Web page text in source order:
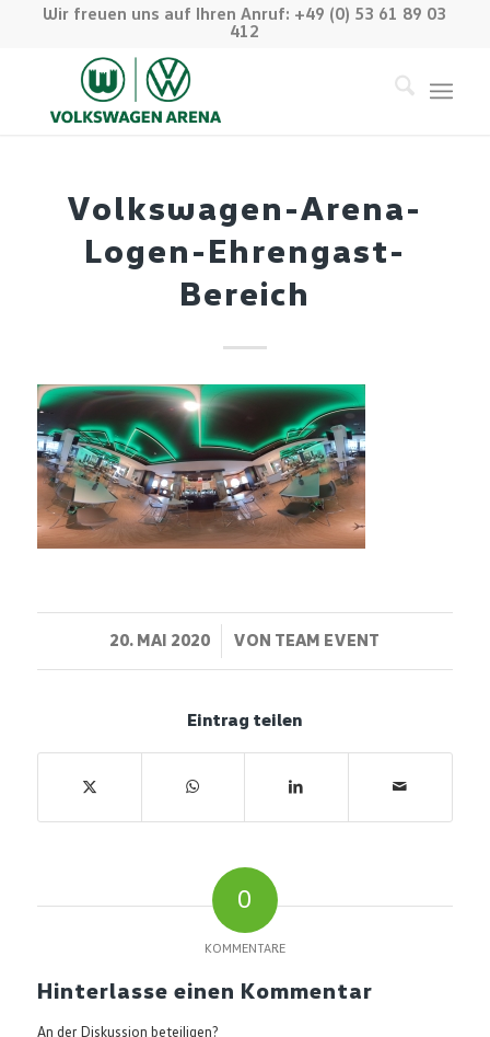
Wir freuen uns auf Ihren Anruf: +49 (0) 53 61 89 03
412
Volkswagen-Arena-
Logen-Ehrengast-
Bereich
20. MAI 2020
/ VON TEAM EVENT
Eintrag teilen
0
KOMMENTARE
Hinterlasse einen Kommentar
An der Diskussion beteiligen?